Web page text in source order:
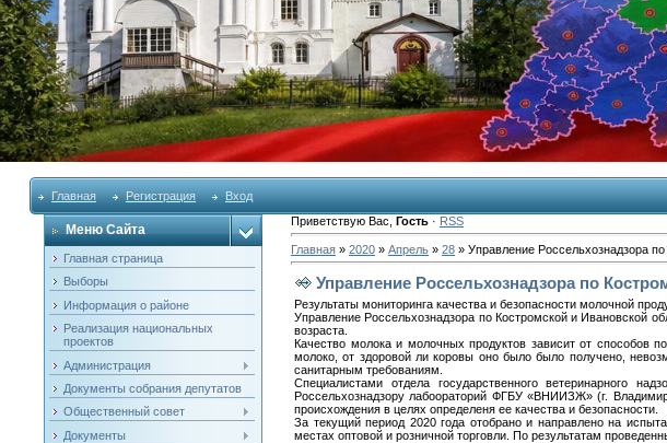
Главная Регистрация Вход
Меню Сайта
Главная страница
Выборы
Информация о районе
Реализация национальных
проектов
Администрация
Документы собрания депутатов
Общественный совет
Документы
Приветствую Вас Гость· RSS
Главная» 2020 » Апрель » 28» Управление Россельхознадзора
Управление Россельхознадзора по
Результаты мониторинга качества и безопасности молочной
Управление Россельхознадзора по Костромской и Ивановской
возраста.
Качество молока и молочных продуктов зависит от способов
молоко, от здоровой ли коровы оно было было получено,
санитарным требованиям.
Специалистами отдела государственного ветеринарного
Россельхознадзору лабоораторий ФГБУ «ВНИИЗЖ» (г.
происхождения в целях определеня ее качества и безопасности.
За текущий период 2020 года отобрано и направлено на
местах оптовой и розничной торговли. По результатам